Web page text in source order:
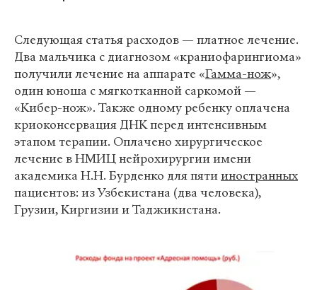
Следующая статья расходов — платное лечение.
Два мальчика с диагнозом «краниофарингиома»
получили лечение на аппарате «Гамма-нож»,
один юноша с мягкотканной саркомой —
«Кибер-нож». Также одному ребенку оплачена
криоконсервация ДНК перед интенсивным
этапом терапии. Оплачено хирургическое
лечение в НМИЦ нейрохирургии имени
академика Н.Н. Бурденко для пятииностранных
пациентов: из Узбекистана (два человека),
Грузии, Киргизии и Таджикистана.